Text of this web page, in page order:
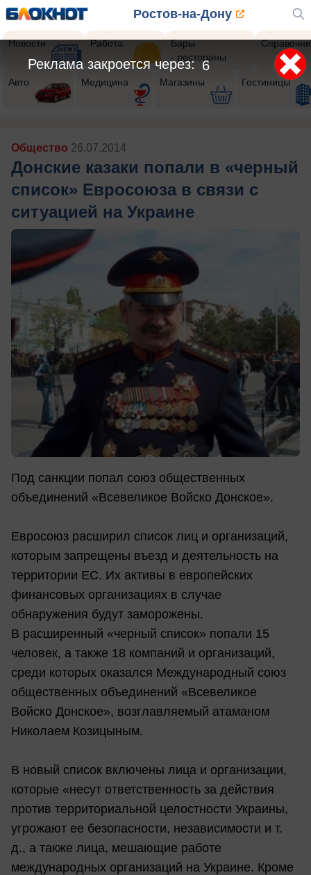
Ростов-на-Дону
Новости Работа
Бары
- рестораны
Авто Медицина Магазины Гостиницы
Общество 26.07.2014
Донские казаки попали в «черный
список» Евросоюза в связи с
ситуацией на Украине
Под санкции попал союз общественных
объединений «Всевеликое Войско Донское».
Евросоюз расширил список лиц и организаций,
которым запрещены въезд и деятельность на
территории ЕС. Их активы в европейских
финансовых организациях в случае
обнаружения будут заморожены.
В расширенный «черный список» попали 15
человек, а также 18 компаний и организаций,
среди которых оказался Международный союз
общественных объединений «Всевеликое
Войско Донское», возглавляемый атаманом
Николаем Козицыным.
В новый список включены лица и организации,
которые «несут ответственность за действия
против территориальной целостности Украины,
угрожают ее безопасности, независимости и т.
д., а также лица, мешающие работе
международных организаций на Украине. Кроме
4
Реклама закроется через: